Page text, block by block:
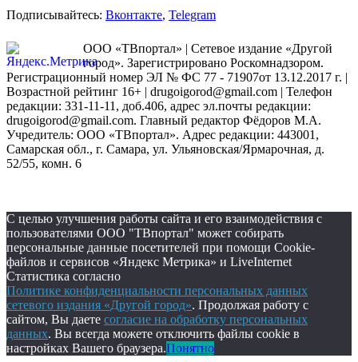
Подписывайтесь: Вконтакте, Telegram
ООО «ТВпортал» | Сетевое издание «Другой
город». Зарегистрировано Роскомнадзором.
Регистрационный номер ЭЛ № ФС 77 - 71907от 13.12.2017 г. |
Возрастной рейтинг 16+ | drugoigorod@gmail.com | Телефон
редакции: 331-11-11, доб.406, адрес эл.почты редакции:
drugoigorod@gmail.com. Главный редактор Фёдоров М.А.
Учредитель: ООО «ТВпортал». Адрес редакции: 443001,
Самарская обл., г. Самара, ул. Ульяновская/Ярмарочная, д.
52/55, комн. 6
С целью улучшения работы сайта и его взаимодействия с
пользователями ООО "ТВпортал" может собирать
персональные данные посетителей при помощи Cookie-
файлов и сервисов «Яндекс Метрика» и LiveInternet
Статистика согласно
Политике конфиденциальности персональных данных
сетевого издания «Другой город». Продолжая работу с
сайтом, Вы даете согласие на обработку персональных
данных. Вы всегда можете отключить файлы cookie в
настройках Вашего браузера.Понятно